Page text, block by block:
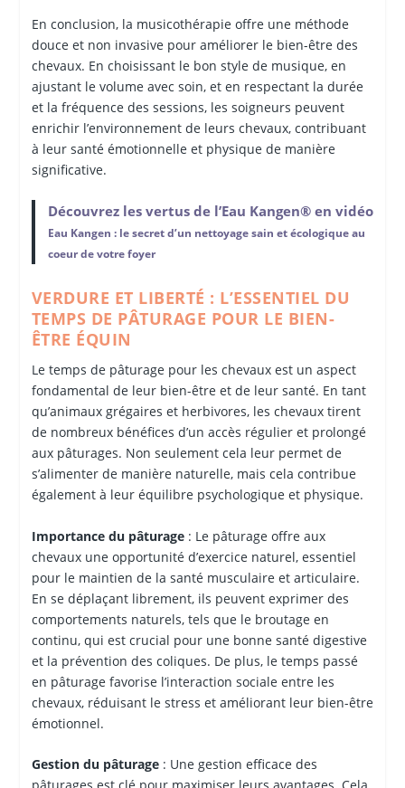
En conclusion, la musicothérapie offre une méthode
douce et non invasive pour améliorer le bien-être des
chevaux. En choisissant le bon style de musique, en
ajustant le volume avec soin, et en respectant la durée
et la fréquence des sessions, les soigneurs peuvent
enrichir l’environnement de leurs chevaux, contribuant
à leur santé émotionnelle et physique de manière
significative.
Découvrez les vertus de l’Eau Kangen® en vidéo
Eau Kangen : le secret d’un nettoyage sain et écologique au
coeur de votre foyer
VERDURE ET LIBERTÉ : L’ESSENTIEL DU
TEMPS DE PÂTURAGE POUR LE BIEN-
ÊTRE ÉQUIN
Le temps de pâturage pour les chevaux est un aspect
fondamental de leur bien-être et de leur santé. En tant
qu’animaux grégaires et herbivores, les chevaux tirent
de nombreux bénéfices d’un accès régulier et prolongé
aux pâturages. Non seulement cela leur permet de
s’alimenter de manière naturelle, mais cela contribue
également à leur équilibre psychologique et physique.
Importance du pâturage: Le pâturage offre aux
chevaux une opportunité d’exercice naturel, essentiel
pour le maintien de la santé musculaire et articulaire.
En se déplaçant librement, ils peuvent exprimer des
comportements naturels, tels que le broutage en
continu, qui est crucial pour une bonne santé digestive
et la prévention des coliques. De plus, le temps passé
en pâturage favorise l’interaction sociale entre les
chevaux, réduisant le stress et améliorant leur bien-être
émotionnel.
Gestion du pâturage: Une gestion efficace des